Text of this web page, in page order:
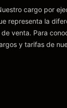
cargo por
representa la
de venta. Para
y tarifas de